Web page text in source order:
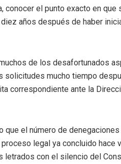
el punto exacto en que
años después de haber
de los desafortunados
solicitudes mucho tiempo
correspondiente ante la
que el número de
legal ya concluido hace
letrados con el silencio del